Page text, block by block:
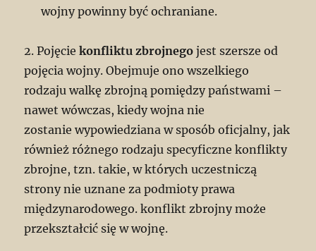
wojny powinny być ochraniane.
2. Pojęciekonfliktu zbrojnegojest szersze od
pojęcia wojny. Obejmuje ono wszelkiego
rodzaju walkę zbrojną pomiędzy państwami –
nawet wówczas, kiedy wojna nie
zostanie wypowiedziana w sposób oficjalny, jak
również różnego rodzaju specyficzne konflikty
zbrojne, tzn. takie, w których uczestniczą
strony nie uznane za podmioty prawa
międzynarodowego. konflikt zbrojny może
przekształcić się w wojnę.